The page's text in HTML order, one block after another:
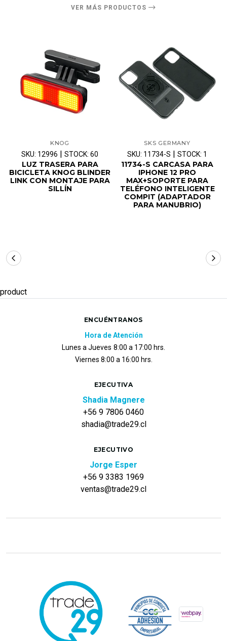
VER MÁS PRODUCTOS
KNOG
SKU: 12996 | STOCK: 60
LUZ TRASERA PARA
BICICLETA KNOG BLINDER
LINK CON MONTAJE PARA
SILLÍN
SKS GERMANY
SKU: 11734-S | STOCK: 1
11734-S CARCASA PARA
IPHONE 12 PRO
MAX+SOPORTE PARA
TELÉFONO INTELIGENTE
COMPIT (ADAPTADOR
PARA MANUBRIO)
product
ENCUÉNTRANOS
Hora de Atención
Lunes a Jueves 8:00 a 17:00 hrs.
Viernes 8:00 a 16:00 hrs.
EJECUTIVA
Shadia Magnere
+56 9 7806 0460
shadia@trade29.cl
EJECUTIVO
Jorge Esper
+56 9 3383 1969
ventas@trade29.cl